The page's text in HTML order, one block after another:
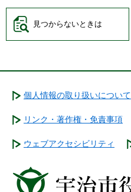
見つからないときは
個人情報の取り扱いについて
リンク・著作権・免責事項
ウェブアクセシビリティ